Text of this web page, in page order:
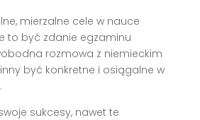
mierzalne cele w nauce
to być zdanie egzaminu
rozmowa z niemieckim
być konkretne i osiągalne w
sukcesy, nawet te